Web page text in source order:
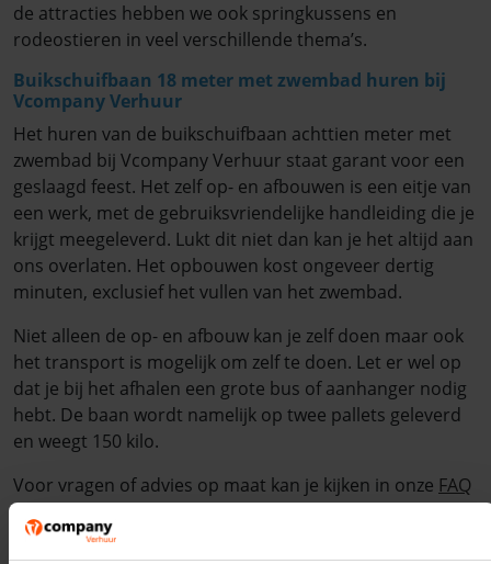
de attracties hebben we ook springkussens en
rodeostieren in veel verschillende thema’s.
Buikschuifbaan 18 meter met zwembad huren bij
Vcompany Verhuur
Het huren van de buikschuifbaan achttien meter met
zwembad bij Vcompany Verhuur staat garant voor een
geslaagd feest. Het zelf op- en afbouwen is een eitje van
een werk, met de gebruiksvriendelijke handleiding die je
krijgt meegeleverd. Lukt dit niet dan kan je het altijd aan
ons overlaten. Het opbouwen kost ongeveer dertig
minuten, exclusief het vullen van het zwembad.
Niet alleen de op- en afbouw kan je zelf doen maar ook
het transport is mogelijk om zelf te doen. Let er wel op
dat je bij het afhalen een grote bus of aanhanger nodig
hebt. De baan wordt namelijk op twee pallets geleverd
en weegt 150 kilo.
Voor vragen of advies op maat kan je kijken in onze FAQ
of in contact komen met een van onze collega’s. Zij
staan je graag te woord en helpen waar nodig.